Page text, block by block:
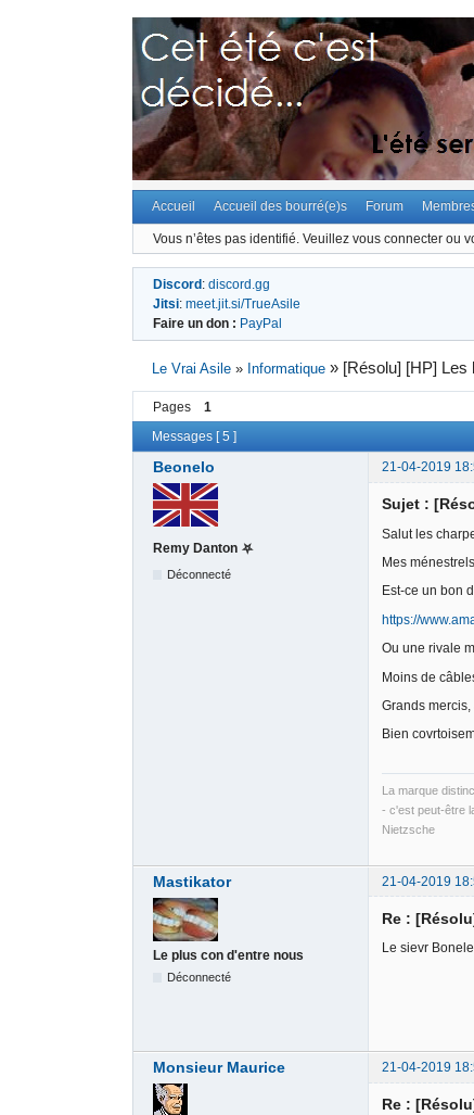
Accueil Accueil des bourré(e)s Forum
Vous n’êtes pas identifié. Veuillez vous connecter ou
Discord: discord.gg
Jitsi: meet.jit.si/TrueAsile
Faire un don : PayPal
Le Vrai Asile » Informatique » [Résolu] [HP]
Pages 1
Messages [ 5 ]
Beonelo 21-04-2019
Remy Danton ⛧
Déconnecté
Sujet :
Salut les
Mes
Est-ce un bon
https://
Ou une rivale
Moins de
Grands mercis,
Bien
La marque
- c'est peut-être
Nietzsche
Mastikator 21-04-2019
Le plus con d'entre nous
Déconnecté
Re :
Le sievr
Monsieur Maurice 21-04-2019
Re :